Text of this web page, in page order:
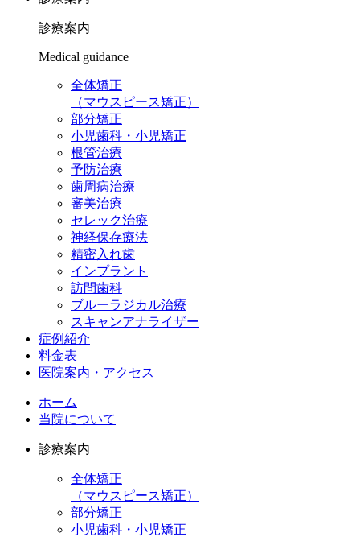
診療案内
Medical guidance
全体矯正
（マウスピース矯正）
部分矯正
小児歯科・小児矯正
根管治療
予防治療
歯周病治療
審美治療
セレック治療
神経保存療法
精密入れ歯
インプラント
訪問歯科
ブルーラジカル治療
スキャンアナライザー
症例紹介
料金表
医院案内・アクセス
ホーム
当院について
診療案内
全体矯正
（マウスピース矯正）
部分矯正
小児歯科・小児矯正